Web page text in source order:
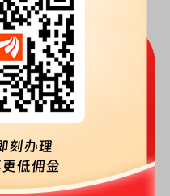
警示通报，中证鹏元维持A+评
作，风险自担。 举报